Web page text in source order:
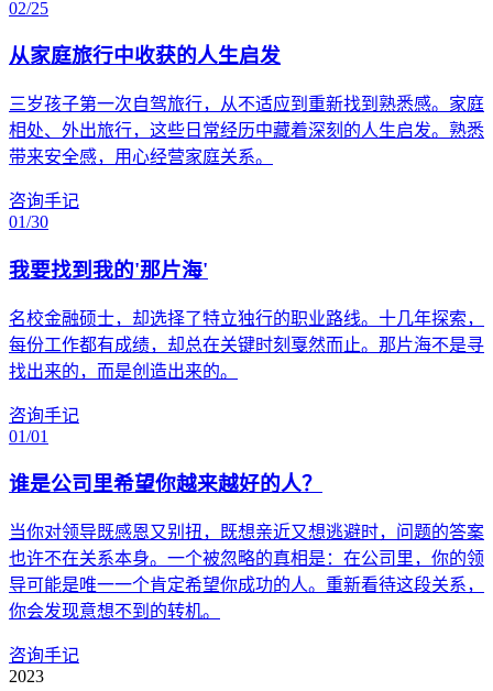
02/25
从家庭旅行中收获的人生启发
三岁孩子第一次自驾旅行，从不适应到重新找到熟悉感。家庭
相处、外出旅行，这些日常经历中藏着深刻的人生启发。熟悉
带来安全感，用心经营家庭关系。
咨询手记
01/30
我要找到我的'那片海'
名校金融硕士，却选择了特立独行的职业路线。十几年探索，
每份工作都有成绩，却总在关键时刻戛然而止。那片海不是寻
找出来的，而是创造出来的。
咨询手记
01/01
谁是公司里希望你越来越好的人？
当你对领导既感恩又别扭，既想亲近又想逃避时，问题的答案
也许不在关系本身。一个被忽略的真相是：在公司里，你的领
导可能是唯一一个肯定希望你成功的人。重新看待这段关系，
你会发现意想不到的转机。
咨询手记
2023